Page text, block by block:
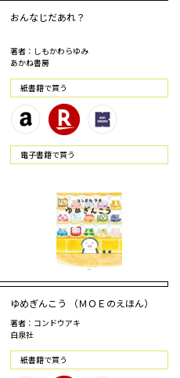
おんなじだあれ？
著者：しもかわらゆみ
あかね書房
紙書籍で買う
電⼦書籍で買う
ゆめぎんこう （ＭＯＥのえほん）
著者：コンドウアキ
白泉社
紙書籍で買う